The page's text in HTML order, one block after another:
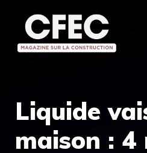
contenu
Liquide
maison : 4